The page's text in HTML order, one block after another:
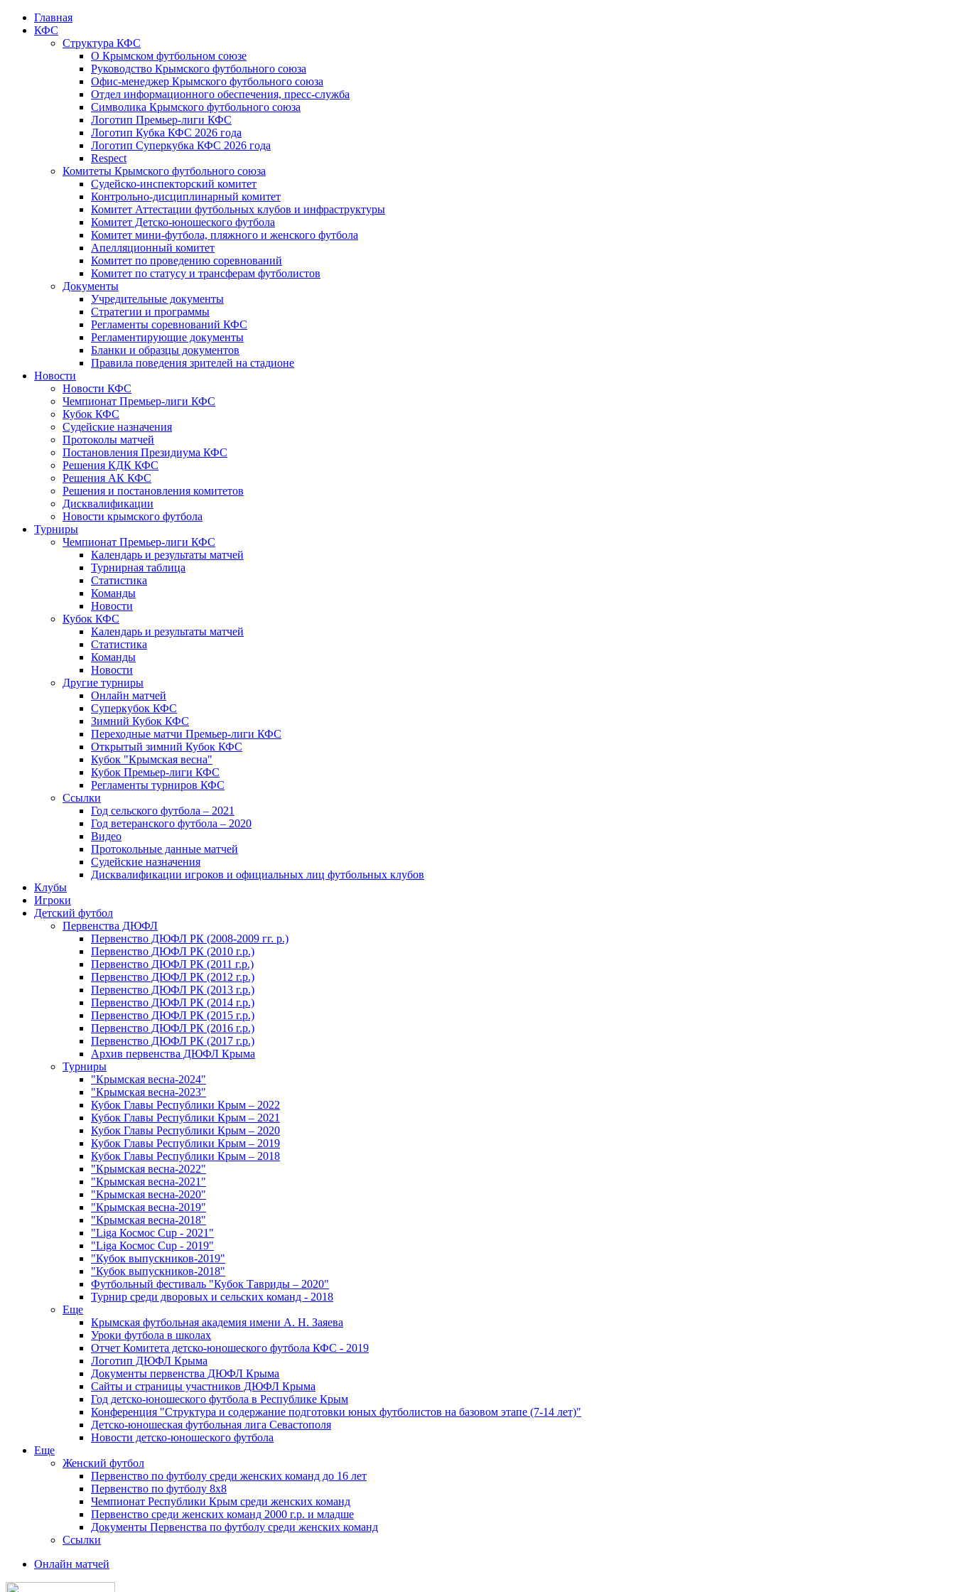
Главная
КФС
Структура КФС
О Крымском футбольном союзе
Руководство Крымского футбольного союза
Офис-менеджер Крымского футбольного союза
Отдел информационного обеспечения, пресс-служба
Символика Крымского футбольного союза
Логотип Премьер-лиги КФС
Логотип Кубка КФС 2026 года
Логотип Суперкубка КФС 2026 года
Respect
Комитеты Крымского футбольного союза
Судейско-инспекторский комитет
Контрольно-дисциплинарный комитет
Комитет Аттестации футбольных клубов и инфраструктуры
Комитет Детско-юношеского футбола
Комитет мини-футбола, пляжного и женского футбола
Апелляционный комитет
Комитет по проведению соревнований
Комитет по статусу и трансферам футболистов
Документы
Учредительные документы
Стратегии и программы
Регламенты соревнований КФС
Регламентирующие документы
Бланки и образцы документов
Правила поведения зрителей на стадионе
Новости
Новости КФС
Чемпионат Премьер-лиги КФС
Кубок КФС
Судейские назначения
Протоколы матчей
Постановления Президиума КФС
Решения КДК КФС
Решения АК КФС
Решения и постановления комитетов
Дисквалификации
Новости крымского футбола
Турниры
Чемпионат Премьер-лиги КФС
Календарь и результаты матчей
Турнирная таблица
Статистика
Команды
Новости
Кубок КФС
Календарь и результаты матчей
Статистика
Команды
Новости
Другие турниры
Онлайн матчей
Суперкубок КФС
Зимний Кубок КФС
Переходные матчи Премьер-лиги КФС
Открытый зимний Кубок КФС
Кубок "Крымская весна"
Кубок Премьер-лиги КФС
Регламенты турниров КФС
Ссылки
Год сельского футбола – 2021
Год ветеранского футбола – 2020
Видео
Протокольные данные матчей
Судейские назначения
Дисквалификации игроков и официальных лиц футбольных клубов
Клубы
Игроки
Детский футбол
Первенства ДЮФЛ
Первенство ДЮФЛ РК (2008-2009 гг. р.)
Первенство ДЮФЛ РК (2010 г.р.)
Первенство ДЮФЛ РК (2011 г.р.)
Первенство ДЮФЛ РК (2012 г.р.)
Первенство ДЮФЛ РК (2013 г.р.)
Первенство ДЮФЛ РК (2014 г.р.)
Первенство ДЮФЛ РК (2015 г.р.)
Первенство ДЮФЛ РК (2016 г.р.)
Первенство ДЮФЛ РК (2017 г.р.)
Архив первенства ДЮФЛ Крыма
Турниры
"Крымская весна-2024"
"Крымская весна-2023"
Кубок Главы Республики Крым – 2022
Кубок Главы Республики Крым – 2021
Кубок Главы Республики Крым – 2020
Кубок Главы Республики Крым – 2019
Кубок Главы Республики Крым – 2018
"Крымская весна-2022"
"Крымская весна-2021"
"Крымская весна-2020"
"Крымская весна-2019"
"Крымская весна-2018"
"Liga Космос Cup - 2021"
"Liga Космос Cup - 2019"
"Кубок выпускников-2019"
"Кубок выпускников-2018"
Футбольный фестиваль "Кубок Тавриды – 2020"
Турнир среди дворовых и сельских команд - 2018
Еще
Крымская футбольная академия имени А. Н. Заяева
Уроки футбола в школах
Отчет Комитета детско-юношеского футбола КФС - 2019
Логотип ДЮФЛ Крыма
Документы первенства ДЮФЛ Крыма
Сайты и страницы участников ДЮФЛ Крыма
Год детско-юношеского футбола в Республике Крым
Конференция "Структура и содержание подготовки юных футболистов на базовом этапе (7-14 лет)"
Детско-юношеская футбольная лига Севастополя
Новости детско-юношеского футбола
Еще
Женский футбол
Первенство по футболу среди женских команд до 16 лет
Первенство по футболу 8х8
Чемпионат Республики Крым среди женских команд
Первенство среди женских команд 2000 г.р. и младше
Документы Первенства по футболу среди женских команд
Ссылки
Онлайн матчей